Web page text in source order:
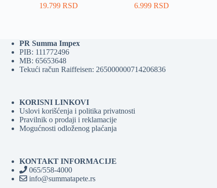
19.799RSD
6.999RSD
PR Summa Impex
PIB: 111772496
MB: 65653648
Tekući račun Raiffeisen: 265000000714206836
KORISNI LINKOVI
Uslovi korišćenja i politika privatnosti
Pravilnik o prodaji i reklamacije
Mogućnosti odloženog plaćanja
KONTAKT INFORMACIJE
065/558-4000
info@summatapete.rs